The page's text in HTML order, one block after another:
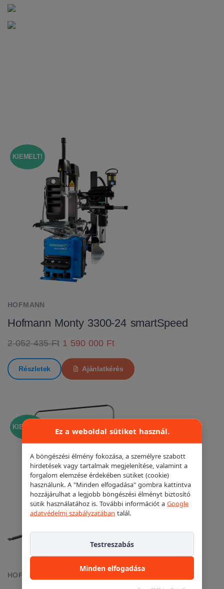
KIEMELT!
HOFMANN
Hofmann Monty 3300-24 smartSpeed
2 052 435 Ft 1 590 000 Ft
Részletek Ajánlatkérés
KIEMELT!
HOFMANN
Ez a weboldal sütiket használ.
A böngészési élmény fokozása, a személyre szabott
hirdetések vagy tartalmak megjelenítése, valamint a
forgalom elemzése érdekében sütiket (cookie)
használunk. A "Minden elfogadása" gombra kattintva
hozzájárulhat a legjobb böngészési élményt biztosító
sütik használatához is. További információt a Google
adatvédelmi szabályzatában talál.
Minden elfogadása
Testreszabás